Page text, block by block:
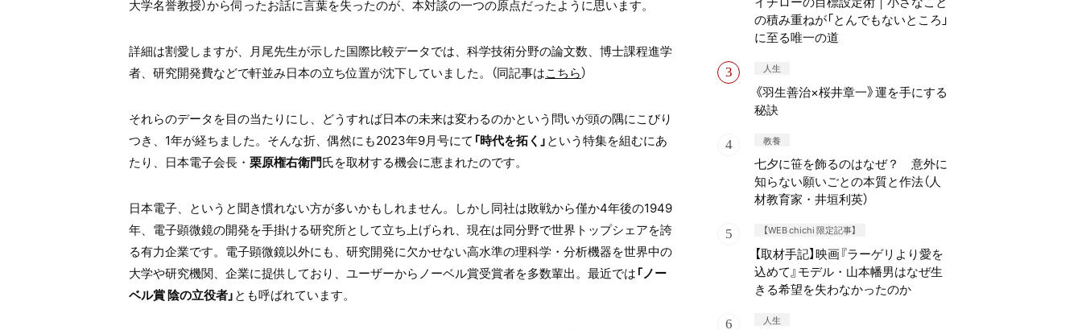
大学名誉教授）から伺ったお話に言葉を失ったのが、本対談の一つの原点だったように思います。
詳細は割愛しますが、月尾先生が示した国際比較データでは、科学技術分野の論文数、博士課程進学
者、研究開発費などで軒並み日本の立ち位置が沈下していました。（同記事はこちら）
それらのデータを目の当たりにし、どうすれば日本の未来は変わるのかという問いが頭の隅にこびり
つき、1年が経ちました。そんな折、偶然にも2023年9月号にて 「時代を拓く」という特集を組むにあ
たり、日本電子会長・ 栗原権右衛門氏を取材する機会に恵まれたのです。
日本電子、というと聞き慣れない方が多いかもしれません。しかし同社は敗戦から僅か4年後の1949
年、電子顕微鏡の開発を手掛ける研究所として立ち上げられ、現在は同分野で世界トップシェアを誇
る有力企業です。電子顕微鏡以外にも、研究開発に欠かせない高水準の理科学・分析機器を世界中の
大学や研究機関、企業に提供しており、ユーザーからノーベル賞受賞者を多数輩出。最近では「ノー
ベル賞 陰の立役者」とも呼ばれています。
の積み重ねが「とんでもないところ」
に至る唯一の道
人生
《羽生善治×桜井章一》運を手にする
秘訣
教養
七夕に笹を飾るのはなぜ？ 意外に
知らない願いごとの本質と作法（人
材教育家・井垣利英）
【WEB chichi 限定記事】
【取材手記】映画『ラーゲリより愛を
込めて』モデル・山本幡男はなぜ生
きる希望を失わなかったのか
人生